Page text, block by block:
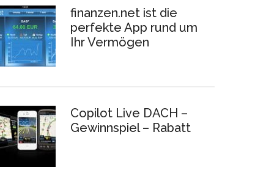
finanzen.net ist die
perfekte App rund um
Ihr Vermögen
Copilot Live DACH –
Gewinnspiel – Rabatt